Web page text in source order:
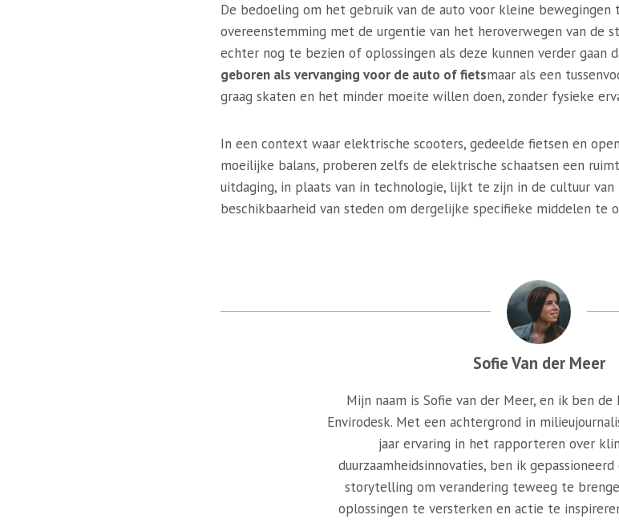
De bedoeling om het gebruik van de auto voor kleine bewegingen
overeenstemming met de urgentie van het heroverwegen van de
echter nog te bezien of oplossingen als deze kunnen verder gaan
geboren als vervanging voor de auto of fietsmaar als een
graag skaten en het minder moeite willen doen, zonder fysieke
In een context waar elektrische scooters, gedeelde fietsen en
moeilijke balans, proberen zelfs de elektrische schaatsen een
uitdaging, in plaats van in technologie, lijkt te zijn in de cultuur
beschikbaarheid van steden om dergelijke specifieke middelen te
Sofie Van der Meer
Mijn naam is Sofie van der Meer, en ik ben
Envirodesk. Met een achtergrond in
jaar ervaring in het rapporteren over
duurzaamheidsinnovaties, ben ik
storytelling om verandering teweeg te
oplossingen te versterken en actie te